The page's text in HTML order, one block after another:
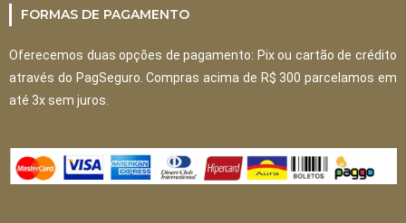
FORMAS DE PAGAMENTO
Oferecemos duas opções de pagamento: Pix ou cartão de crédito
através do PagSeguro. Compras acima de R$ 300 parcelamos em
até 3x sem juros.